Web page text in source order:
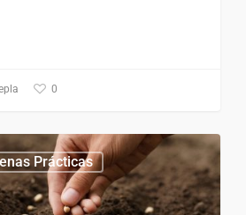
0
Prácticas